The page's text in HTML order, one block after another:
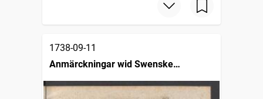
1738-09-11
Anmärckningar wid Swenske